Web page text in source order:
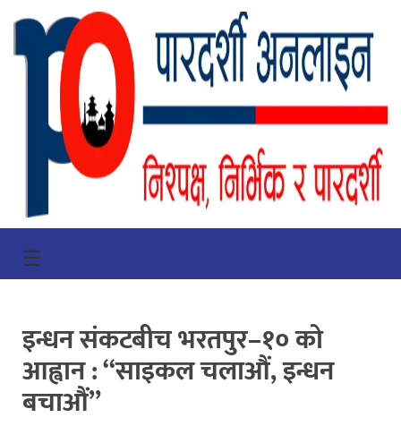
गृहपृष्ठ
भिडियो
प्रमुख
खबर
समाचार
☰
इन्धन संकटबीच भरतपुर–१० को
आह्वान : “साइकल चलाऔं, इन्धन
बचाऔं”